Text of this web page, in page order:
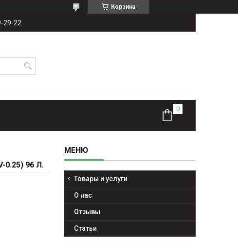
Корзина
29-22
96 Л.
Товары и услуги
О нас
Отзывы
Статьи